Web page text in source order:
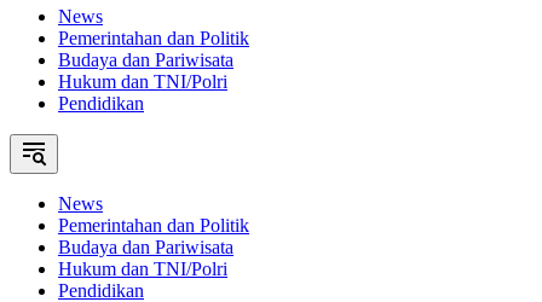
News
Pemerintahan dan Politik
Budaya dan Pariwisata
Hukum dan TNI/Polri
Pendidikan
News
Pemerintahan dan Politik
Budaya dan Pariwisata
Hukum dan TNI/Polri
Pendidikan